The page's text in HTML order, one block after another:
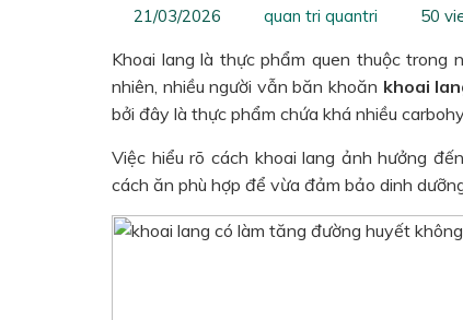
21/03/2026 quan tri quantri 50
Khoai lang là thực phẩm quen thuộc trong
nhiên, nhiều người vẫn băn khoăn khoai
bởi đây là thực phẩm chứa khá nhiều
Việc hiểu rõ cách khoai lang ảnh hưởng
cách ăn phù hợp để vừa đảm bảo dinh